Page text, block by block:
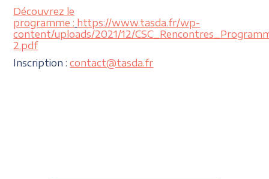
Découvrez le
programme : https://www.tasda.fr/wp-
content/uploads/2021/12/
2.pdf
Inscription :contact@tasda.fr